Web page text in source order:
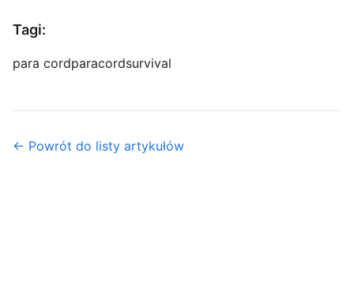
Tagi:
para cordparacordsurvival
← Powrót do listy artykułów